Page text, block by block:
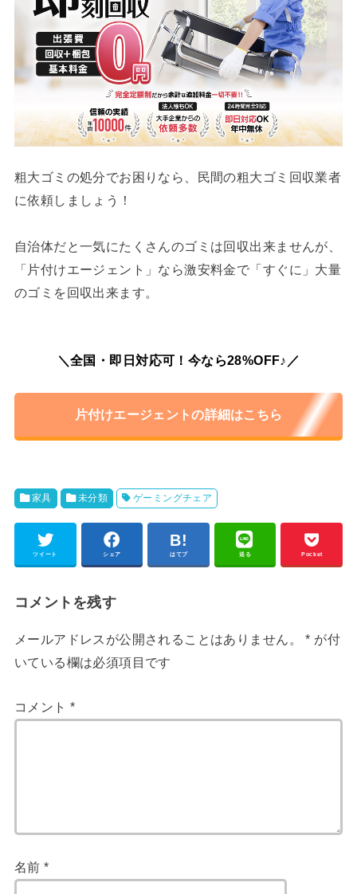
粗大ゴミの処分でお困りなら、民間の粗大ゴミ回収業者
に依頼しましょう！
自治体だと一気にたくさんのゴミは回収出来ませんが、
「片付けエージェント」なら激安料金で「すぐに」大量
のゴミを回収出来ます。
＼全国・即日対応可！今なら28%OFF♪／
片付けエージェントの詳細はこちら
家具 未分類 ゲーミングチェア
ツイート シェア はてブ 送る Pocket
コメントを残す
メールアドレスが公開されることはありません。 * が付
いている欄は必須項目です
コメント *
名前*